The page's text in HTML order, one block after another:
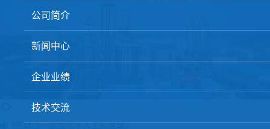
焦炭高温性能检测系统
球团矿/烧结矿/块矿高温冶金性能检测系统
高炉配吹煤检测设备
公司简介
新闻中心
企业业绩
技术交流
焦球法一致或优于人工制焦球。